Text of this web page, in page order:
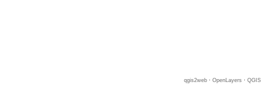
qgis2web ·OpenLayers ·QGIS